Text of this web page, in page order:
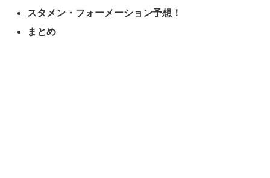
スタメン・フォーメーション予想！
まとめ